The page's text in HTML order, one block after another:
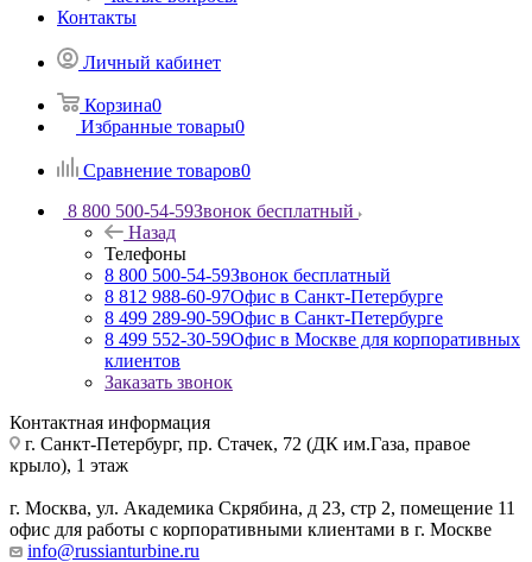
Контакты
Личный кабинет
Корзина0
Избранные товары0
Сравнение товаров0
8 800 500-54-59Звонок бесплатный
Назад
Телефоны
8 800 500-54-59Звонок бесплатный
8 812 988-60-97Офис в Санкт-Петербурге
8 499 289-90-59Офис в Санкт-Петербурге
8 499 552-30-59Офис в Москве для корпоративных
клиентов
Заказать звонок
Контактная информация
г. Санкт-Петербург, пр. Стачек, 72 (ДК им.Газа, правое
крыло), 1 этаж
г. Москва, ул. Академика Скрябина, д 23, стр 2, помещение 11
офис для работы с корпоративными клиентами в г. Москве
info@russianturbine.ru